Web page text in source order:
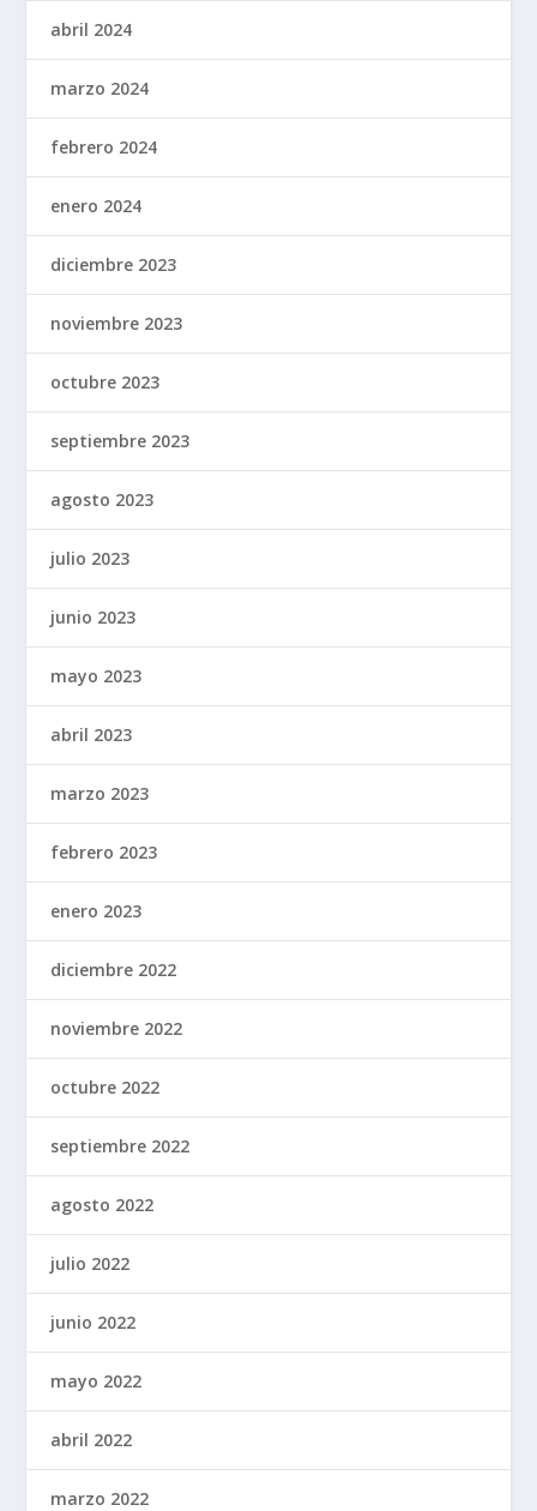
abril 2024
marzo 2024
febrero 2024
enero 2024
diciembre 2023
noviembre 2023
octubre 2023
septiembre 2023
agosto 2023
julio 2023
junio 2023
mayo 2023
abril 2023
marzo 2023
febrero 2023
enero 2023
diciembre 2022
noviembre 2022
octubre 2022
septiembre 2022
agosto 2022
julio 2022
junio 2022
mayo 2022
abril 2022
marzo 2022